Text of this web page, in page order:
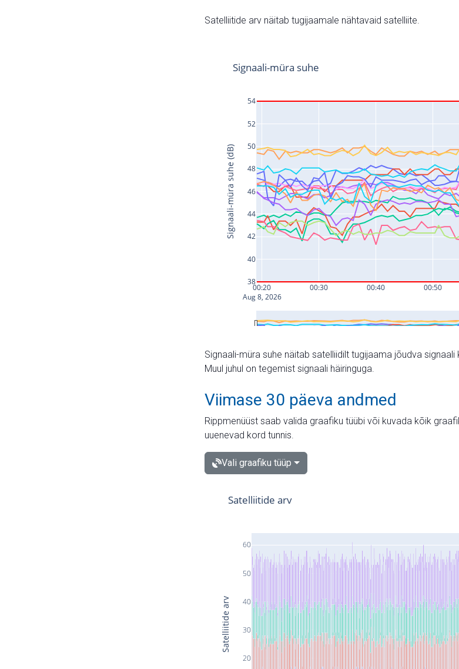
Satelliitide arv näitab tugijaamale nähtavaid satelliite.
Signaali-müra suhe näitab satelliidilt tugijaama jõudva
Muul juhul on tegemist signaali häiringuga.
Viimase 30 päeva andmed
Rippmenüüst saab valida graafiku tüübi või kuvada kõik
uuenevad kord tunnis.
Vali graafiku tüüp
20
30
40
50
60
Satelliitide arv
Satelliitide arv